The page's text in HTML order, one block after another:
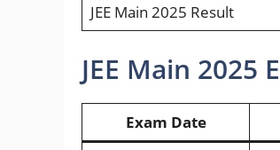
JEE Main 2025 Result
JEE Main 2025
Exam Date